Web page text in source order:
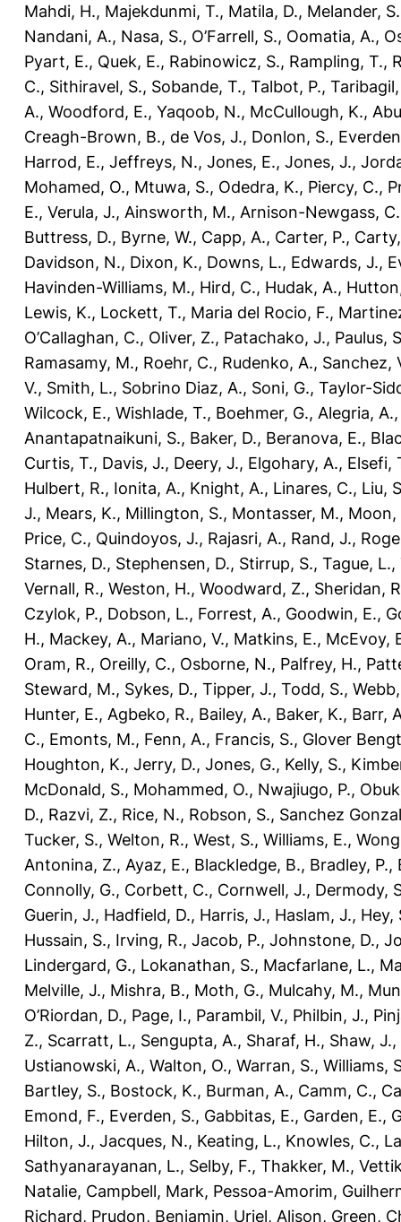
Mahdi, H., Majekdunmi, T., Matila, D., Melander, S.
Nandani, A., Nasa, S., O’Farrell, S., Oomatia, A.,
Pyart, E., Quek, E., Rabinowicz, S., Rampling, T.,
C., Sithiravel, S., Sobande, T., Talbot, P., Taribagil,
A., Woodford, E., Yaqoob, N., McCullough, K.,
Creagh-Brown, B., de Vos, J., Donlon, S.,
Harrod, E., Jeffreys, N., Jones, E., Jones, J.,
Mohamed, O., Mtuwa, S., Odedra, K., Piercy, C.,
E., Verula, J., Ainsworth, M., Arnison-Newgass, C.
Buttress, D., Byrne, W., Capp, A., Carter, P.,
Davidson, N., Dixon, K., Downs, L., Edwards, J.,
Havinden-Williams, M., Hird, C., Hudak, A.,
Lewis, K., Lockett, T., Maria del Rocio, F.,
O’Callaghan, C., Oliver, Z., Patachako, J., Paulus,
Ramasamy, M., Roehr, C., Rudenko, A., Sanchez,
V., Smith, L., Sobrino Diaz, A., Soni, G., Taylor-
Wilcock, E., Wishlade, T., Boehmer, G., Alegria, A.
Anantapatnaikuni, S., Baker, D., Beranova, E.,
Curtis, T., Davis, J., Deery, J., Elgohary, A., Elsefi,
Hulbert, R., Ionita, A., Knight, A., Linares, C., Liu,
J., Mears, K., Millington, S., Montasser, M., Moon,
Price, C., Quindoyos, J., Rajasri, A., Rand, J.,
Starnes, D., Stephensen, D., Stirrup, S., Tague, L.,
Vernall, R., Weston, H., Woodward, Z., Sheridan,
Czylok, P., Dobson, L., Forrest, A., Goodwin, E.,
H., Mackey, A., Mariano, V., Matkins, E., McEvoy,
Oram, R., Oreilly, C., Osborne, N., Palfrey, H.,
Steward, M., Sykes, D., Tipper, J., Todd, S.,
Hunter, E., Agbeko, R., Bailey, A., Baker, K., Barr,
C., Emonts, M., Fenn, A., Francis, S., Glover
Houghton, K., Jerry, D., Jones, G., Kelly, S.,
McDonald, S., Mohammed, O., Nwajiugo, P.,
D., Razvi, Z., Rice, N., Robson, S., Sanchez
Tucker, S., Welton, R., West, S., Williams, E.,
Antonina, Z., Ayaz, E., Blackledge, B., Bradley, P.,
Connolly, G., Corbett, C., Cornwell, J., Dermody,
Guerin, J., Hadfield, D., Harris, J., Haslam, J., Hey,
Hussain, S., Irving, R., Jacob, P., Johnstone, D.,
Lindergard, G., Lokanathan, S., Macfarlane, L.,
Melville, J., Mishra, B., Moth, G., Mulcahy, M.,
O’Riordan, D., Page, I., Parambil, V., Philbin, J.,
Z., Scarratt, L., Sengupta, A., Sharaf, H., Shaw, J.,
Ustianowski, A., Walton, O., Warran, S., Williams,
Bartley, S., Bostock, K., Burman, A., Camm, C.,
Emond, F., Everden, S., Gabbitas, E., Garden, E.,
Hilton, J., Jacques, N., Keating, L., Knowles, C.,
Sathyanarayanan, L., Selby, F., Thakker, M.,
Natalie, Campbell, Mark, Pessoa-Amorim,
Richard, Prudon, Benjamin, Uriel, Alison, Green,